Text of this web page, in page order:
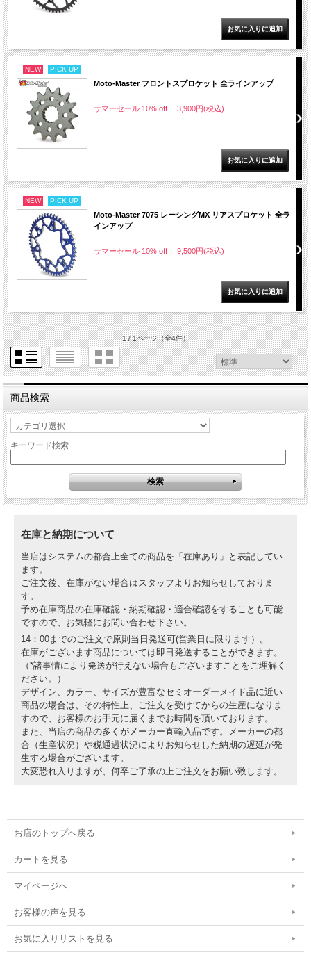
NEW PICK UP
Moto-Master フロントスプロケット 全ラインアップ
サマーセール 10% off： 3,900円(税込)
NEW PICK UP
Moto-Master 7075 レーシングMX リアスプロケット 全ラ
インアップ
サマーセール 10% off： 9,500円(税込)
1 / 1ページ（全4件）
商品検索
キーワード検索
在庫と納期について
当店はシステムの都合上全ての商品を「在庫あり」と表記してい
ます。
ご注文後、在庫がない場合はスタッフよりお知らせしておりま
す。
予め在庫商品の在庫確認・納期確認・適合確認をすることも可能
ですので、お気軽にお問い合わせ下さい。
14：00までのご注文で原則当日発送可(営業日に限ります）。
在庫がございます商品については即日発送することができます。
（*諸事情により発送が行えない場合もございますことをご理解く
ださい。）
デザイン、カラー、サイズが豊富なセミオーダーメイド品に近い
商品の場合は、その特性上、ご注文を受けてからの生産になりま
すので、お客様のお手元に届くまでお時間を頂いております。
また、当店の商品の多くがメーカー直輸入品です。メーカーの都
合（生産状況）や税通過状況によりお知らせした納期の遅延が発
生する場合がございます。
大変恐れ入りますが、何卒ご了承の上ご注文をお願い致します。
お店のトップへ戻る
カートを見る
マイページへ
お客様の声を見る
お気に入りリストを見る